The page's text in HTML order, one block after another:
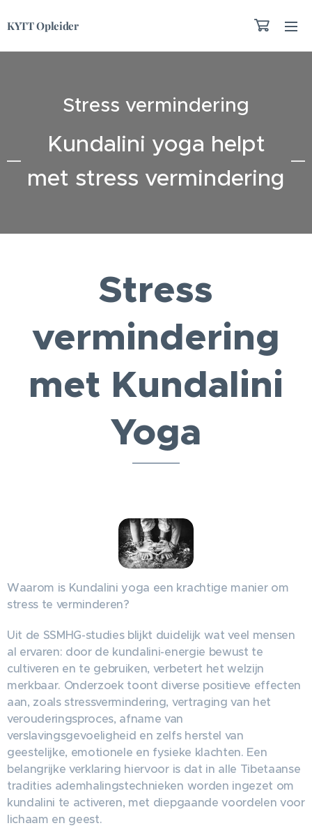
KYTT Opleider
Stress vermindering
Kundalini yoga helpt
met stress vermindering
Stress
vermindering
met Kundalini
Yoga
Waarom is Kundalini yoga een krachtige manier om
stress te verminderen?
Uit de SSMHG-studies blijkt duidelijk wat veel mensen
al ervaren: door de kundalini-energie bewust te
cultiveren en te gebruiken, verbetert het welzijn
merkbaar. Onderzoek toont diverse positieve effecten
aan, zoals stressvermindering, vertraging van het
verouderingsproces, afname van
verslavingsgevoeligheid en zelfs herstel van
geestelijke, emotionele en fysieke klachten. Een
belangrijke verklaring hiervoor is dat in alle Tibetaanse
tradities ademhalingstechnieken worden ingezet om
kundalini te activeren, met diepgaande voordelen voor
lichaam en geest.